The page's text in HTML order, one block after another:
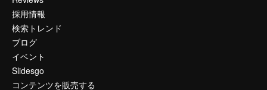
採用情報
検索トレンド
ブログ
イベント
Slidesgo
コンテンツを販売する